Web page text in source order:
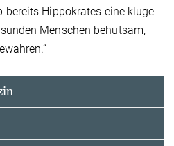
bereits Hippokrates eine kluge
Menschen behutsam,